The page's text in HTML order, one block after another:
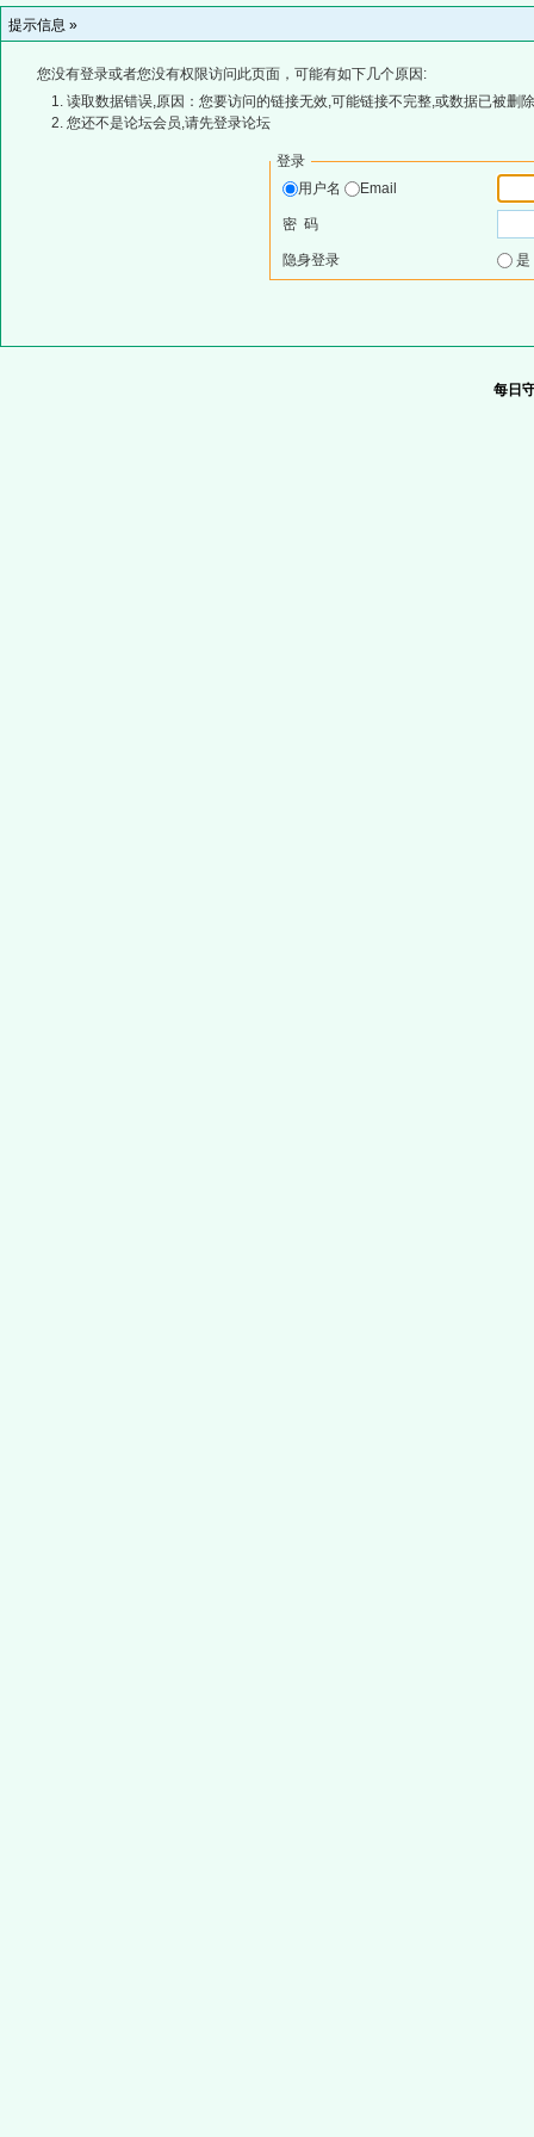
提示信息 »
您没有登录或者您没有权限访问此页面，可能有如下几个原因:
读取数据错误,原因：您要访问的链接无效,可能链接不完整,或数据已被删
您还不是论坛会员,请先登录论坛
登录
用户名
Email
密 码
隐身登录
每日